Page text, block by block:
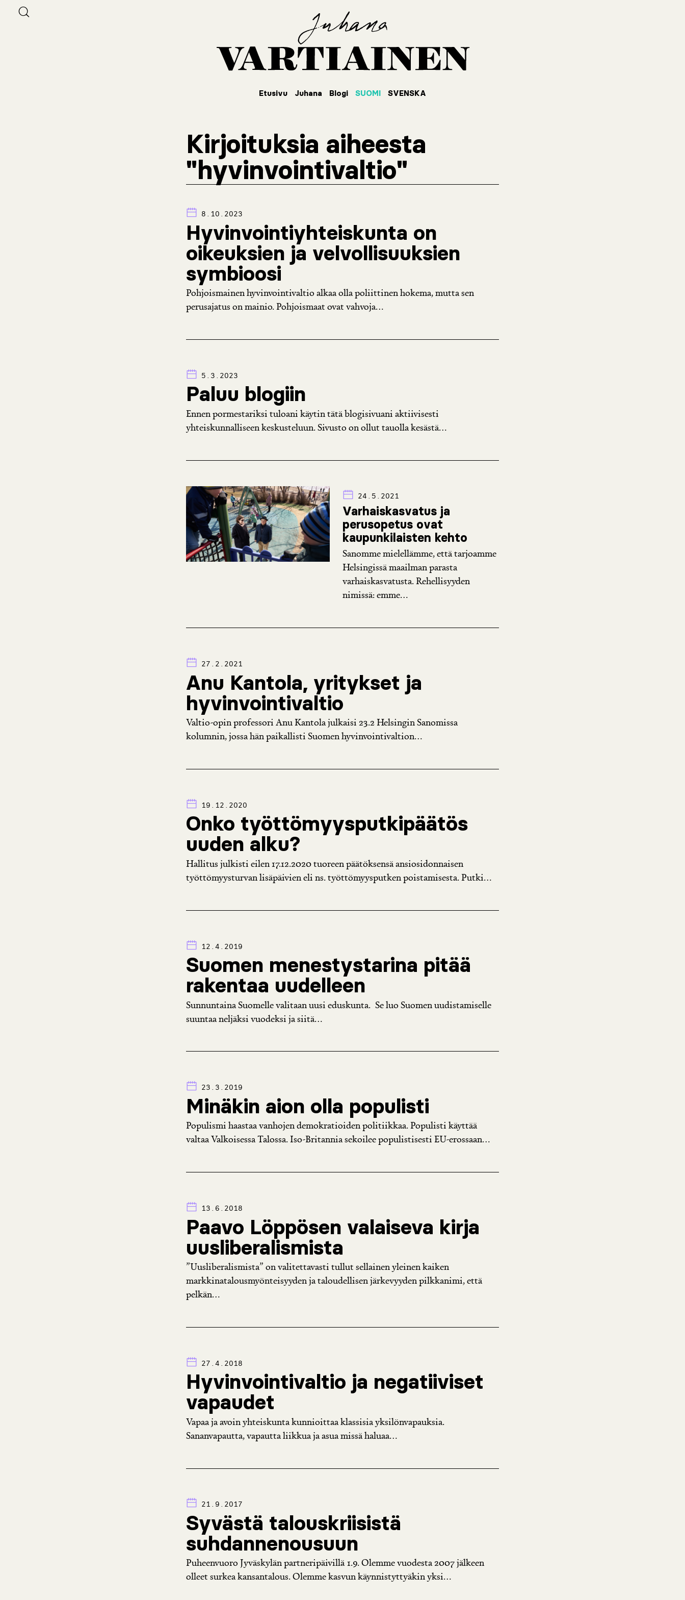
Etusivu Juhana Blogi SUOMI SVENSKA
Kirjoituksia aiheesta
"hyvinvointivaltio"
8.10.2023
Hyvinvointiyhteiskunta on
oikeuksien ja velvollisuuksien
symbioosi
Pohjoismainen hyvinvointivaltio alkaa olla poliittinen hokema, mutta sen
perusajatus on mainio. Pohjoismaat ovat vahvoja...
5.3.2023
Paluu blogiin
Ennen pormestariksi tuloani käytin tätä blogisivuani aktiivisesti
yhteiskunnalliseen keskusteluun. Sivusto on ollut tauolla kesästä...
24.5.2021
Varhaiskasvatus ja
perusopetus ovat
kaupunkilaisten kehto
Sanomme mielellämme, että tarjoamme
Helsingissä maailman parasta
varhaiskasvatusta. Rehellisyyden
nimissä: emme...
27.2.2021
Anu Kantola, yritykset ja
hyvinvointivaltio
Valtio-opin professori Anu Kantola julkaisi 23.2 Helsingin Sanomissa
kolumnin, jossa hän paikallisti Suomen hyvinvointivaltion...
19.12.2020
Onko työttömyysputkipäätös
uuden alku?
Hallitus julkisti eilen 17.12.2020 tuoreen päätöksensä ansiosidonnaisen
työttömyysturvan lisäpäivien eli ns. työttömyysputken poistamisesta. Putki...
12.4.2019
Suomen menestystarina pitää
rakentaa uudelleen
Sunnuntaina Suomelle valitaan uusi eduskunta. Se luo Suomen uudistamiselle
suuntaa neljäksi vuodeksi ja siitä...
23.3.2019
Minäkin aion olla populisti
Populismi haastaa vanhojen demokratioiden politiikkaa. Populisti käyttää
valtaa Valkoisessa Talossa. Iso-Britannia sekoilee populistisesti EU-erossaan...
13.6.2018
Paavo Löppösen valaiseva kirja
uusliberalismista
”Uusliberalismista” on valitettavasti tullut sellainen yleinen kaiken
markkinatalousmyönteisyyden ja taloudellisen järkevyyden pilkkanimi, että
pelkän...
27.4.2018
Hyvinvointivaltio ja negatiiviset
vapaudet
Vapaa ja avoin yhteiskunta kunnioittaa klassisia yksilönvapauksia.
Sananvapautta, vapautta liikkua ja asua missä haluaa...
21.9.2017
Syvästä talouskriisistä
suhdannenousuun
Puheenvuoro Jyväskylän partneripäivillä 1.9. Olemme vuodesta 2007 jälkeen
olleet surkea kansantalous. Olemme kasvun käynnistyttyäkin yksi...